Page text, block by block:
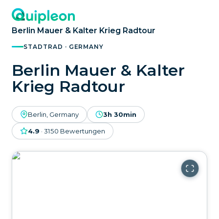
Berlin Mauer & Kalter Krieg Radtour
STADTRAD · GERMANY
Berlin Mauer & Kalter
Krieg Radtour
Berlin, Germany 3h 30min
4.9 · 3150 Bewertungen